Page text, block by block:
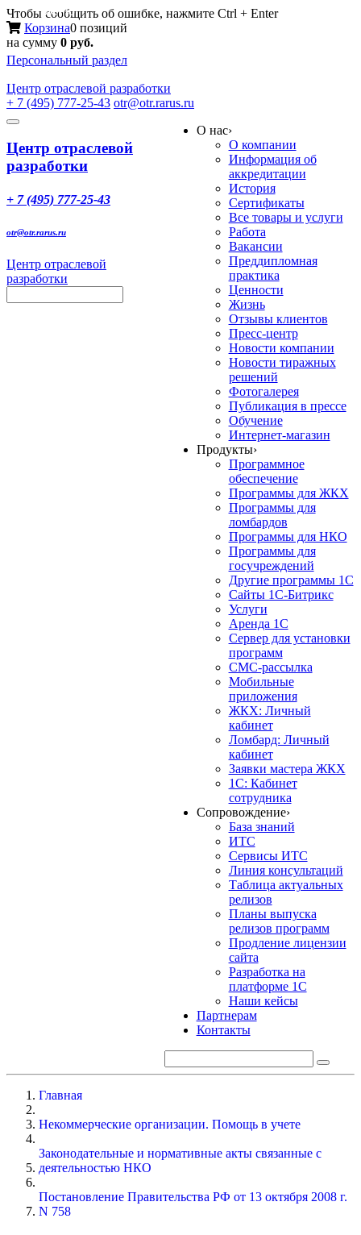
Чтобы сообщить об ошибке, нажмите Ctrl + Enter
Корзина0 позиций
на сумму 0 руб.
Персональный раздел
Центр отраслевой разработки
+ 7 (495) 777-25-43 otr@otr.rarus.ru
Toggle
Меню
Центр отраслевой
разработки
+ 7 (495) 777-25-43
otr@otr.rarus.ru
Центр отраслевой
разработки
О нас›
О компании
Информация об
аккредитации
История
Сертификаты
Все товары и услуги
Работа
Вакансии
Преддипломная
практика
Ценности
Жизнь
Отзывы клиентов
Пресс-центр
Новости компании
Новости тиражных
решений
Фотогалерея
Публикация в прессе
Обучение
Интернет-магазин
Продукты›
Программное
обеспечение
Программы для ЖКХ
Программы для
ломбардов
Программы для НКО
Программы для
госучреждений
Другие программы 1С
Сайты 1С-Битрикс
Услуги
Аренда 1С
Сервер для установки
программ
СМС-рассылка
Мобильные
приложения
ЖКХ: Личный
кабинет
Ломбард: Личный
кабинет
Заявки мастера ЖКХ
1С: Кабинет
сотрудника
Сопровождение›
База знаний
ИТС
Сервисы ИТС
Линия консультаций
Таблица актуальных
релизов
Планы выпуска
релизов программ
Продление лицензии
сайта
Разработка на
платформе 1С
Наши кейсы
Партнерам
Контакты
Главная
Некоммерческие организации. Помощь в учете
Законодательные и нормативные акты связанные с
деятельностью НКО
Постановление Правительства РФ от 13 октября 2008 г.
N 758